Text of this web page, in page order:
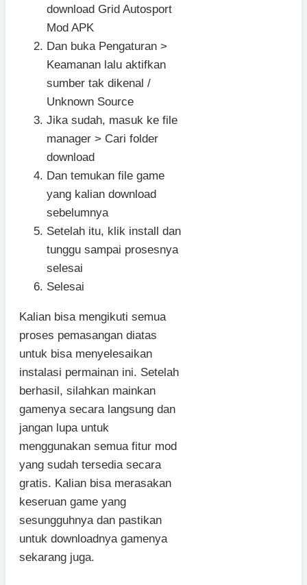
download Grid Autosport
Mod APK
Dan buka Pengaturan >
Keamanan lalu aktifkan
sumber tak dikenal /
Unknown Source
Jika sudah, masuk ke file
manager > Cari folder
download
Dan temukan file game
yang kalian download
sebelumnya
Setelah itu, klik install dan
tunggu sampai prosesnya
selesai
Selesai
Kalian bisa mengikuti semua
proses pemasangan diatas
untuk bisa menyelesaikan
instalasi permainan ini. Setelah
berhasil, silahkan mainkan
gamenya secara langsung dan
jangan lupa untuk
menggunakan semua fitur mod
yang sudah tersedia secara
gratis. Kalian bisa merasakan
keseruan game yang
sesungguhnya dan pastikan
untuk downloadnya gamenya
sekarang juga.